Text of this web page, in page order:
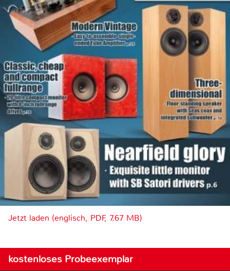
Jetzt laden (englisch, PDF, 7.67 MB)
kostenloses Probeexemplar